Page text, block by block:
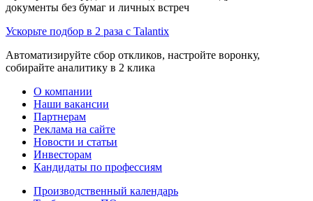
документы без бумаг и личных встреч
Ускорьте подбор в 2 раза с Talantix
Автоматизируйте сбор откликов, настройте воронку,
собирайте аналитику в 2 клика
О компании
Наши вакансии
Партнерам
Реклама на сайте
Новости и статьи
Инвесторам
Кандидаты по профессиям
Производственный календарь